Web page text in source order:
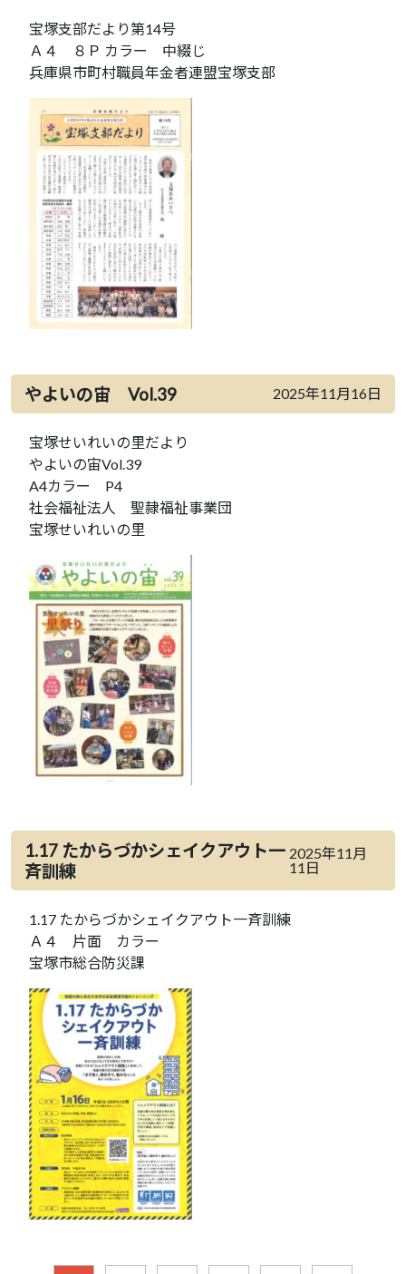
宝塚支部だより第14号
Ａ４ ８Ｐ カラー 中綴じ
兵庫県市町村職員年金者連盟宝塚支部
やよいの宙 Vol.39 2025年11月16日
宝塚せいれいの里だより
やよいの宙Vol.39
A4カラー P4
社会福祉法人 聖隷福祉事業団
宝塚せいれいの里
1.17 たからづかシェイクアウト一
斉訓練
2025年11月
11日
1.17 たからづかシェイクアウト一斉訓練
Ａ４ 片面 カラー
宝塚市総合防災課